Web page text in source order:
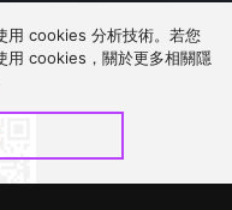
用 cookies 分析技術。若您
用 cookies，關於更多相關隱